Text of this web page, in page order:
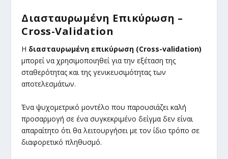
Διασταυρωμένη Επικύρωση –
Cross-Validation
Η διασταυρωμένη επικύρωση (Cross-validation)
μπορεί να χρησιμοποιηθεί για την εξέταση της
σταθερότητας και της γενικευσιμότητας των
αποτελεσμάτων.
Ένα ψυχομετρικό μοντέλο που παρουσιάζει καλή
προσαρμογή σε ένα συγκεκριμένο δείγμα δεν είναι
απαραίτητο ότι θα λειτουργήσει με τον ίδιο τρόπο σε
διαφορετικό πληθυσμό.